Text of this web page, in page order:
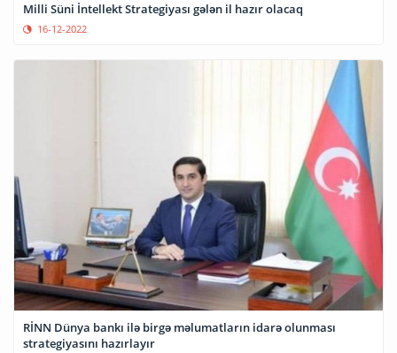
Milli Süni İntellekt Strategiyası gələn il hazır olacaq
16-12-2022
RİNN Dünya bankı ilə birgə məlumatların idarə olunması
strategiyasını hazırlayır